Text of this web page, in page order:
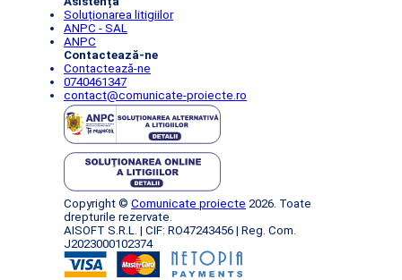
Soluționarea litigiilor
ANPC - SAL
ANPC
Contactează-ne
Contactează-ne
0740461347
contact@comunicate-proiecte.ro
Copyright © Comunicate proiecte 2026. Toate
drepturile rezervate.
AISOFT S.R.L. | CIF: RO47243456 | Reg. Com.
J2023000102374